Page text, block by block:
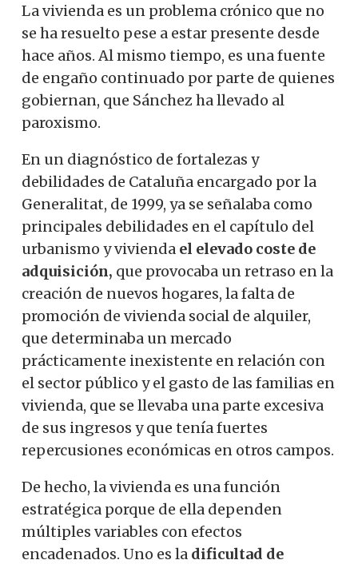
La vivienda es un problema crónico que no
se ha resuelto pese a estar presente desde
hace años. Al mismo tiempo, es una fuente
de engaño continuado por parte de quienes
gobiernan, que Sánchez ha llevado al
paroxismo.
En un diagnóstico de fortalezas y
debilidades de Cataluña encargado por la
Generalitat, de 1999, ya se señalaba como
principales debilidades en el capítulo del
urbanismo y vivienda el elevado coste de
adquisición, que provocaba un retraso en la
creación de nuevos hogares, la falta de
promoción de vivienda social de alquiler,
que determinaba un mercado
prácticamente inexistente en relación con
el sector público y el gasto de las familias en
vivienda, que se llevaba una parte excesiva
de sus ingresos y que tenía fuertes
repercusiones económicas en otros campos.
De hecho, la vivienda es una función
estratégica porque de ella dependen
múltiples variables con efectos
encadenados. Uno es la dificultad de